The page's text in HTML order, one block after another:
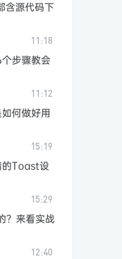
含源代码下
11:18
步骤教会
11:12
何做好用
15:19
的Toast设
15:29
？来看实战
12:40